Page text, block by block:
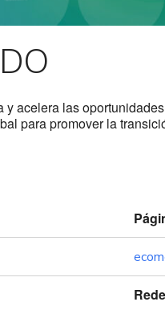
y acelera las
para promover la